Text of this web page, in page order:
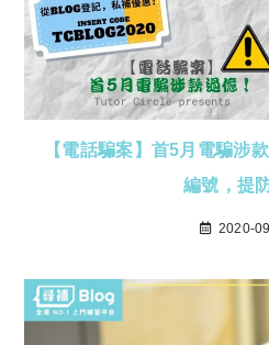
【電話騙案】首5月電騙涉
編號，提
2020-